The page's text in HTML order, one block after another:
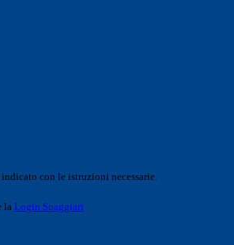
con le istruzioni necessarie.
la Login Spaggiari